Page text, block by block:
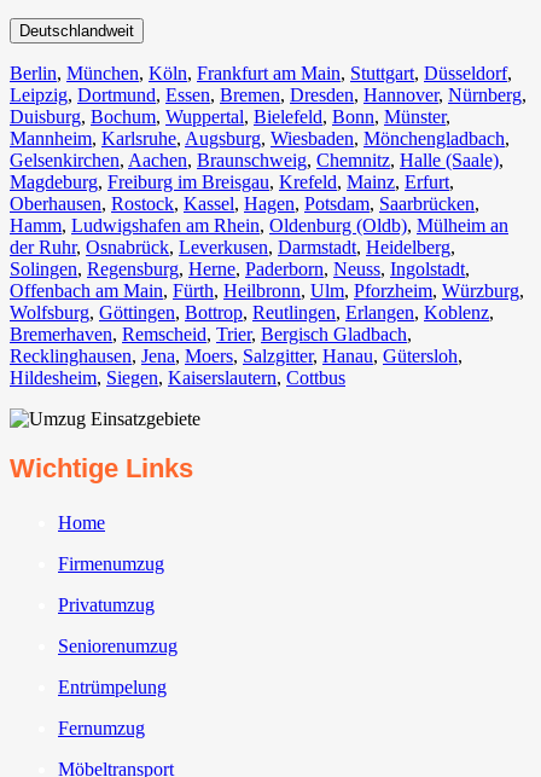
Deutschlandweit
Berlin⁠, München, Köln⁠, Frankfurt am Main, Stuttgart, Düsseldorf,
Leipzig, Dortmund, Essen, Bremen, Dresden, Hannover, Nürnberg,
Duisburg⁠, Bochum, Wuppertal⁠, Bielefeld⁠, Bonn⁠, Münster⁠,
Mannheim, Karlsruhe, Augsburg, Wiesbaden⁠, Mönchengladbach⁠,
Gelsenkirchen⁠, Aachen⁠, Braunschweig, Chemnitz⁠, Halle (Saale)⁠,
Magdeburg, Freiburg im Breisgau⁠, Krefeld⁠, Mainz⁠, Erfurt,
Oberhausen⁠, Rostock⁠, Kassel⁠, Hagen, Potsdam, Saarbrücken⁠,
Hamm, Ludwigshafen am Rhein⁠, Oldenburg (Oldb), Mülheim an
der Ruhr, Osnabrück⁠, Leverkusen, Darmstadt⁠, Heidelberg,
Solingen, Regensburg, Herne⁠, Paderborn, Neuss, Ingolstadt,
Offenbach am Main, Fürth⁠, Heilbronn, Ulm⁠, Pforzheim, Würzburg,
Wolfsburg⁠, Göttingen, Bottrop, Reutlingen, Erlangen⁠, Koblenz,
Bremerhaven⁠, Remscheid, Trier⁠, Bergisch Gladbach,
Recklinghausen, Jena⁠, Moers⁠, Salzgitter⁠, Hanau, Gütersloh,
Hildesheim⁠, Siegen⁠, Kaiserslautern⁠, Cottbus⁠
Wichtige Links
Home
Firmenumzug
Privatumzug
Seniorenumzug
Entrümpelung
Fernumzug
Möbeltransport